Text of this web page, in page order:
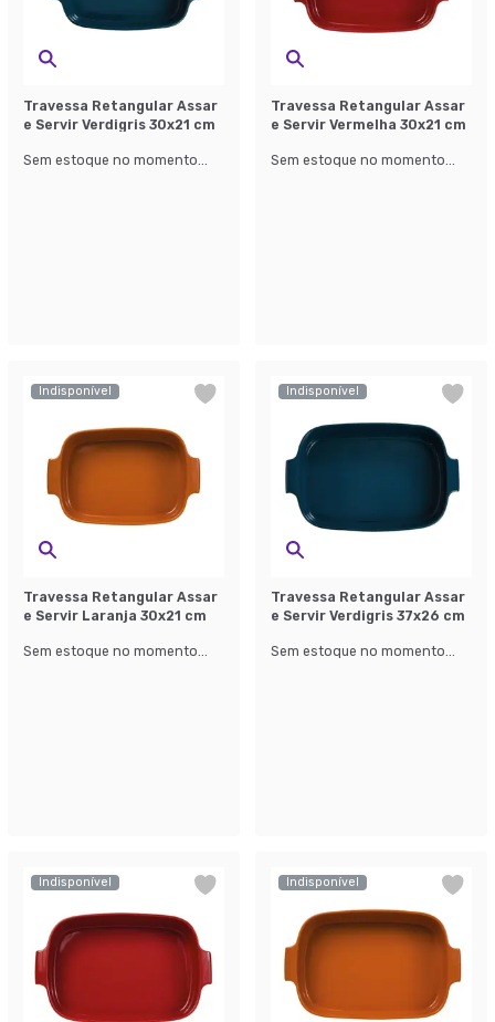
Travessa Retangular Assar
e Servir Verdigris 30x21 cm
Sem estoque no momento...
Travessa Retangular Assar
e Servir Vermelha 30x21 cm
Sem estoque no momento...
Indisponível
Travessa Retangular Assar
e Servir Laranja 30x21 cm
Sem estoque no momento...
Indisponível
Travessa Retangular Assar
e Servir Verdigris 37x26 cm
Sem estoque no momento...
Indisponível Indisponível